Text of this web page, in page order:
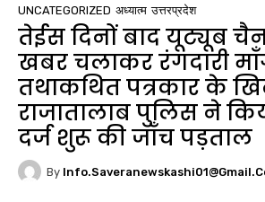
UNCATEGORIZED अध्यात्म उत्तरप्रदेश
तेईस दिनों बाद यूट्यूब
खबर चलाकर रंगदारी
तथाकथित पत्रकार के
राजातालाब पुलिस ने
दर्ज शुरू की जाँच पड़ताल
By